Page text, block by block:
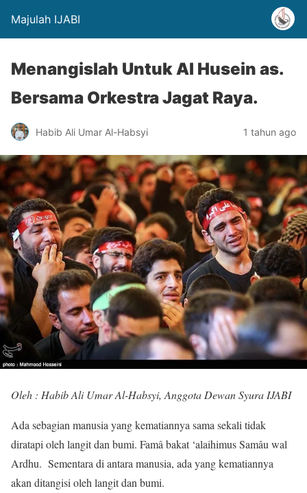
Majulah IJABI
Menangislah Untuk Al Husein as.
Bersama Orkestra Jagat Raya.
Habib Ali Umar Al-Habsyi 1 tahun ago
Oleh : Habib Ali Umar Al-Habsyi, Anggota Dewan Syura IJABI
Ada sebagian manusia yang kematiannya sama sekali tidak
diratapi oleh langit dan bumi. Famâ bakat ‘alaihimus Samâu wal
Ardhu. Sementara di antara manusia, ada yang kematiannya
akan ditangisi oleh langit dan bumi.